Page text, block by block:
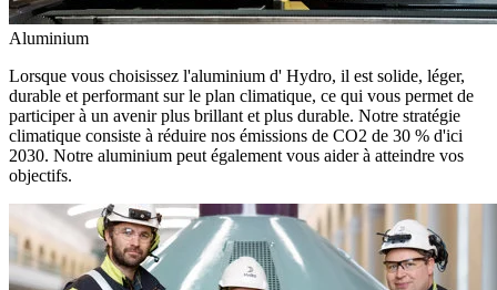
Aluminium
Lorsque vous choisissez l'aluminium d' Hydro, il est solide, léger,
durable et performant sur le plan climatique, ce qui vous permet de
participer à un avenir plus brillant et plus durable. Notre stratégie
climatique consiste à réduire nos émissions de CO2 de 30 % d'ici
2030. Notre aluminium peut également vous aider à atteindre vos
objectifs.